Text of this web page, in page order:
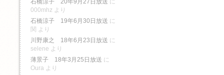
石橋涼子 20年9月27日放送 に
000mhz より
石橋涼子 19年6月30日放送 に
関 より
川野康之 18年6月23日放送 に
selene より
薄景子 18年3月25日放送 に
Oura より